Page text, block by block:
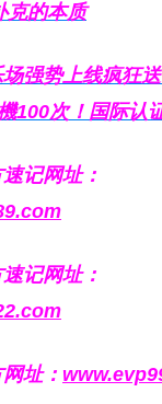
克的本质
强势上线疯狂
100次！国际认
记网址：
记网址：
址：